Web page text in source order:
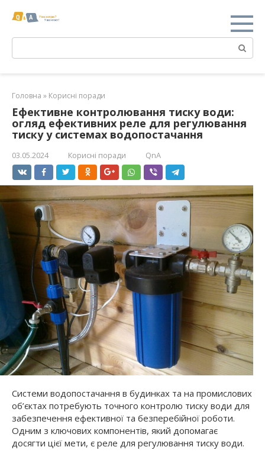
Поиск:
Головна » Корисні поради
Ефективне контролювання тиску води:
огляд ефективних реле для регулювання
тиску у системах водопостачання
03.05.2024 Корисні поради QnA
Системи водопостачання в будинках та на промислових
об’єктах потребують точного контролю тиску води для
забезпечення ефективної та безперебійної роботи.
Одним з ключових компонентів, який допомагає
досягти цієї мети, є реле для регулювання тиску води.